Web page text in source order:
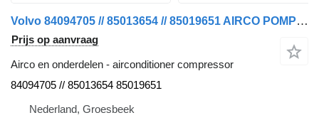
Volvo 84094705 // 85013654 // 85019651 AIRCO POMP EURO 6 FH FM FMX airconditioner compressor voor vrachtwagen
Prijs op aanvraag
Airco en onderdelen - airconditioner compressor
84094705 // 85013654 85019651
Nederland, Groesbeek